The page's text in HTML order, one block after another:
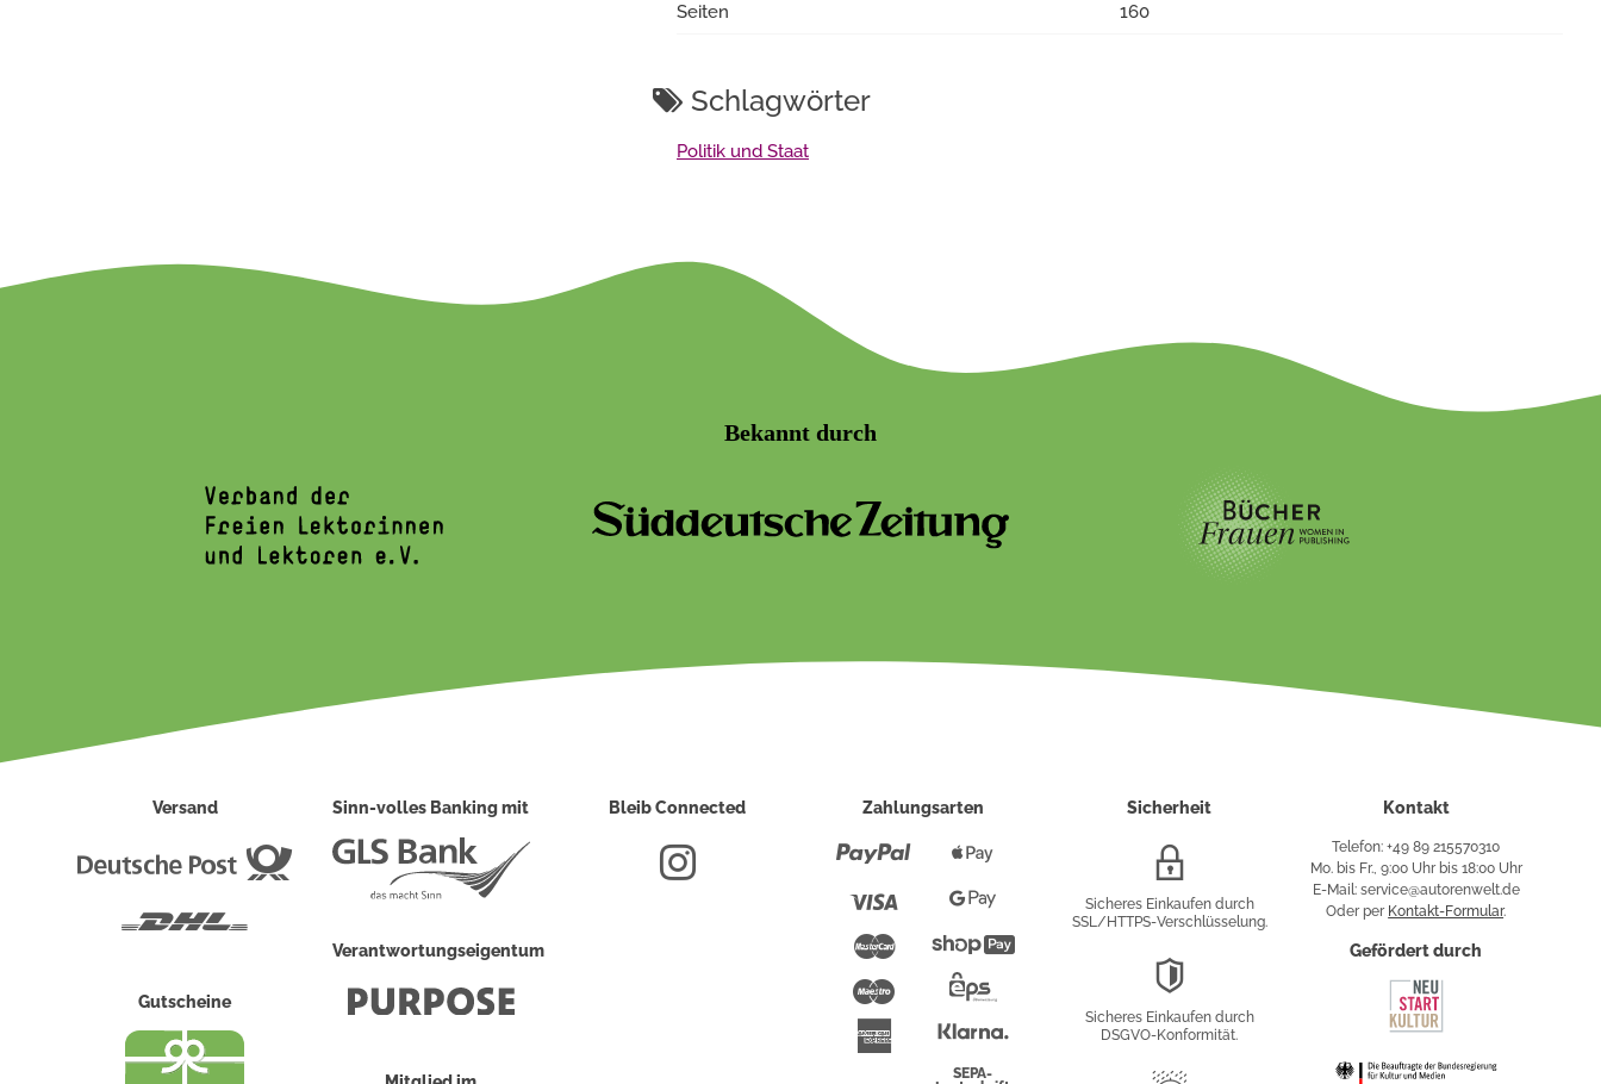
Seiten
160
Schlagwörter
Politik und Staat
Bekannt durch
Versand
Deutsche
Gutscheine
Sinn-volles Banking mit
Verantwortungseigentum
Bleib Connected Zahlungsarten
Paypal
Mastercard
Maestro
American
Express
Pay
PayShopify
Überweisung
SEPA-
Sicherheit
Verschlüsselung
Sicheres Einkaufen durch
SSL/HTTPS-Verschlüsselung.
Sicheres Einkaufen durch
DSGVO-Konformität.
Kontakt
Telefon: +49 89 215570310
Mo. bis Fr., 9:00 Uhr bis 18:00 Uhr
E-Mail: service@autorenwelt.de
Oder per Kontakt-Formular.
Gefördert durch